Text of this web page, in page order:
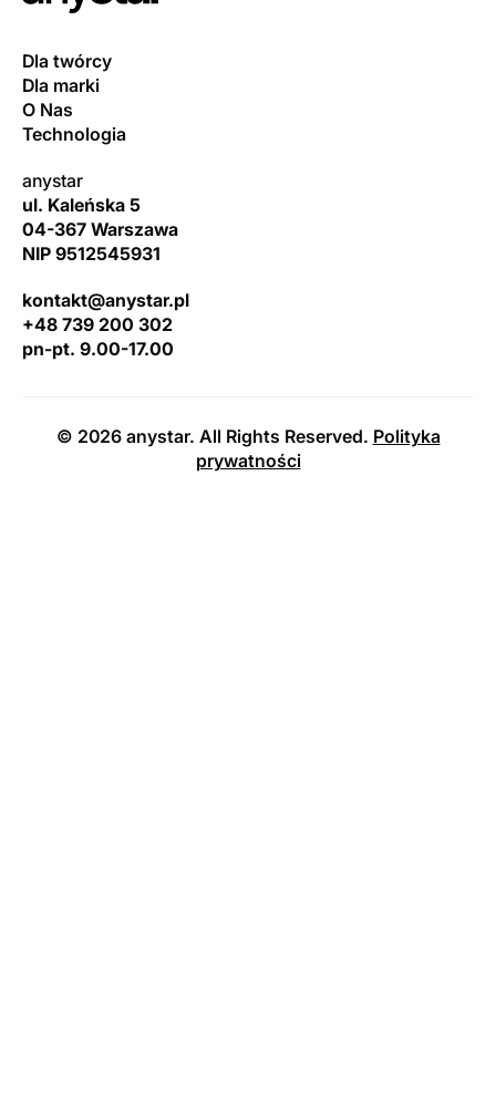
Dla twórcy
Dla marki
O Nas
Technologia
anystar
ul. Kaleńska 5
04-367 Warszawa
NIP 9512545931
kontakt@anystar.pl
+48 739 200 302
pn-pt. 9.00-17.00
© 2026 anystar. All Rights Reserved. Polityka
prywatności